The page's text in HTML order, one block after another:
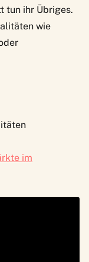
tun ihr Übriges.
wie
im